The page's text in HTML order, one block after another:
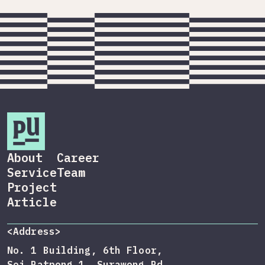
About
Service
Project
Article
Career
Team
<Address>
No. 1 Building, 6th Floor,